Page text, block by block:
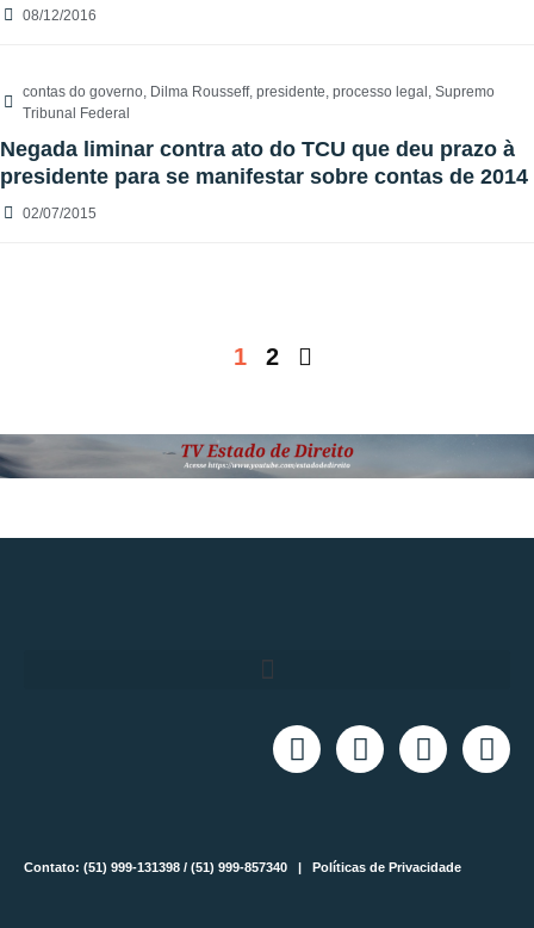
08/12/2016
contas do governo, Dilma Rousseff, presidente, processo legal , Supremo
Tribunal Federal
Negada liminar contra ato do TCU que deu prazo à
presidente para se manifestar sobre contas de 2014
02/07/2015
1 2
Contato: (51) 999-131398 / (51) 999-857340 | Políticas de Privacidade